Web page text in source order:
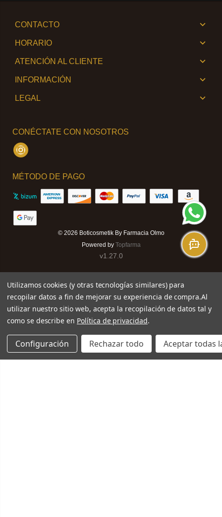
CONTACTO
HORARIO
ATENCIÓN AL CLIENTE
INFORMACIÓN
LEGAL
CONÉCTATE CON NOSOTROS
Instagram
MÉTODO DE PAGO
© 2026 Boticosmetik By Farmacia Olmo
Powered by Topfarma
v1.27.0
Utilizamos cookies (y otras tecnologías similares) para
recopilar datos a fin de mejorar su experiencia de compra.Al
utilizar nuestro sitio web, acepta la recopilación de datos tal y
como se describe en Política de privacidad.
Configuración Rechazar todo Aceptar todas